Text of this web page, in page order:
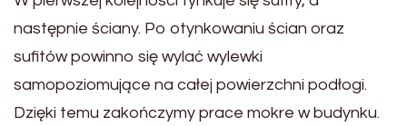
następnie ściany. Po otynkowaniu ścian oraz
sufitów powinno się wylać wylewki
samopoziomujące na całej powierzchni podłogi.
Dzięki temu zakończymy prace mokre w budynku.